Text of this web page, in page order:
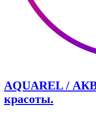
AQUAREL /
красоты.